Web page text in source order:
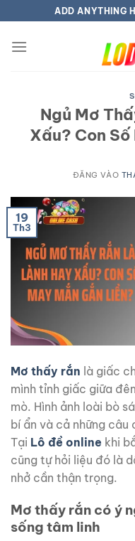
qua
nội
ADD ANYTHING
Ngủ Mơ
Xấu? Con
ĐĂNG VÀO
19
Th3
Mơ thấy rắn là giấc
mình tỉnh giấc giữa
mò. Hình ảnh loài bò
bí ẩn và cả những câu
Tại Lô đề online khi
cũng tự hỏi liệu đó là
nhở cần thận trọng.
Mơ thấy rắn có ý
sống tâm linh